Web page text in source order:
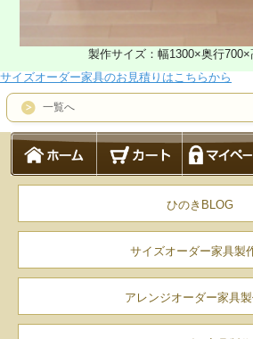
製作サイズ：幅1300×奥行700×
サイズオーダー家具のお見積りはこちらから
一覧へ
ひのきBLOG
サイズオーダー家具製
アレンジオーダー家具製